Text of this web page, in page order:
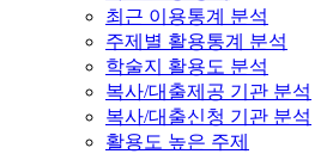
최근 이용통계 분석
주제별 활용통계 분석
학술지 활용도 분석
복사/대출제공 기관 분석
복사/대출신청 기관 분석
활용도 높은 주제